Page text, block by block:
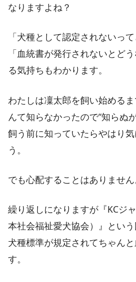
なりますよね？
「犬種として認定されないっ
「血統書が発行されないとど
る気持ちもわかります。
わたしは凜太郎を飼い始める
んて知らなかったので“知らぬ
飼う前に知っていたらやはり
う。
でも心配することはありません
繰り返しになりますが『KCジ
本社会福祉愛犬協会）』とい
犬種標準が規定されてちゃん
す。